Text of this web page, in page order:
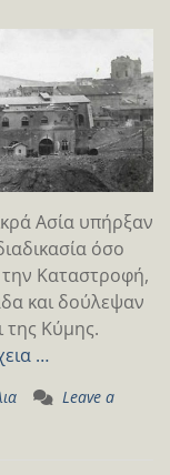
Ασία υπήρξαν
όσο
την Καταστροφή,
και δούλεψαν
της Κύμης.
…
Leave a